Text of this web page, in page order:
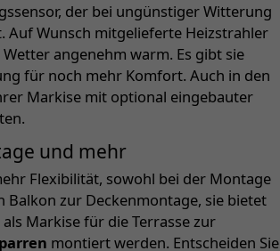
der bei ungünstiger Witterung
Wunsch mitgelieferte Heizstrahler
angenehm warm. Es gibt sie
für noch mehr Komfort. Auch in den
Markise mit optional eingebauter
und mehr
Flexibilität, sowohl bei der Montage
Balkon zur Deckenmontage, sie bietet
Markise für die Terrasse zur
montiert werden. Entscheiden Sie